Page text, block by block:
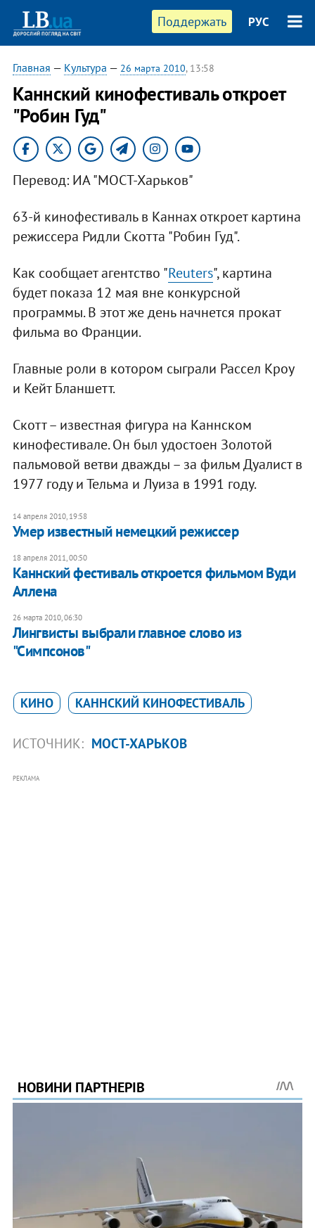
Поддержать РУС
Главная — Культура — 26 марта 2010, 13:58
Каннский кинофестиваль откроет
"Робин Гуд"
Перевод: ИА "МОСТ-Харьков"
63-й кинофестиваль в Каннах откроет картина
режиссера Ридли Скотта "Робин Гуд".
Как сообщает агентство "Reuters", картина
будет показа 12 мая вне конкурсной
программы. В этот же день начнется прокат
фильма во Франции.
Главные роли в котором сыграли Рассел Кроу
и Кейт Бланшетт.
Скотт – известная фигура на Каннском
кинофестивале. Он был удостоен Золотой
пальмовой ветви дважды – за фильм Дуалист в
1977 году и Тельма и Луиза в 1991 году.
14 апреля 2010, 19:58
Умер известный немецкий режиссер
18 апреля 2011, 00:50
Каннский фестиваль откроется фильмом Вуди
Аллена
26 марта 2010, 06:30
Лингвисты выбрали главное слово из
"Симпсонов"
КИНО КАННСКИЙ КИНОФЕСТИВАЛЬ
ИСТОЧНИК: МОСТ-ХАРЬКОВ
РЕКЛАМА